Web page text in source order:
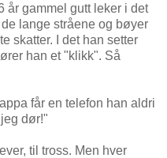
år gammel gutt leker i det
lange stråene og bøyer
skatter. I det han setter
han et "klikk". Så
får en telefon han aldri
dør!"
til tross. Men hver